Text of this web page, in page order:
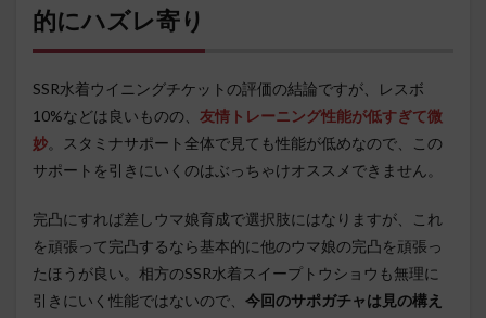
的にハズレ寄り
SSR水着ウイニングチケットの評価の結論ですが、レスボ
10%などは良いものの、 友情トレーニング性能が低すぎて微
妙。スタミナサポート全体で見ても性能が低めなので、この
サポートを引きにいくのはぶっちゃけオススメできません。
完凸にすれば差しウマ娘育成で選択肢にはなりますが、これ
を頑張って完凸するなら基本的に他のウマ娘の完凸を頑張っ
たほうが良い。相方のSSR水着スイープトウショウも無理に
引きにいく性能ではないので、 今回のサポガチャは見の構え